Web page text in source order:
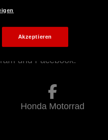
Distanzen, Komfort und
und Facebook:
Honda Motorrad
Akzeptieren